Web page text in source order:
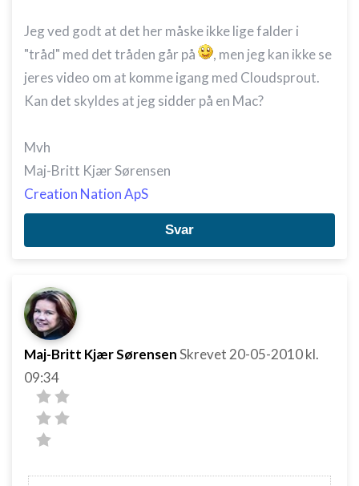
Jeg ved godt at det her måske ikke lige falder i
"tråd" med det tråden går på
, men jeg kan ikke se
jeres video om at komme igang med Cloudsprout.
Kan det skyldes at jeg sidder på en Mac?
Mvh
Maj-Britt Kjær Sørensen
Creation Nation ApS
Svar
Maj-Britt Kjær SørensenSkrevet 20-05-2010kl.
09:34
Udvikle og forbedre tjenester
Bruge begrænsede oplysninger til at vælge
indhold
IAB Special Features:
placeringsoplysninger
Identificere enheder baseret på aktivt
anmodede oplysninger
Ikke-IAB-behandlingsformål:
Funktionel
Annoncering / marketing